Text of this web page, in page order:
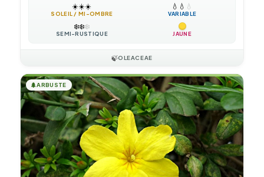
☀️☀️☀️
SOLEIL / MI-OMBRE
💧 💧 💧
VARIABLE
❄️❄️❄️
SEMI-RUSTIQUE JAUNE
🍃OLEACEAE
🌲ARBUSTE